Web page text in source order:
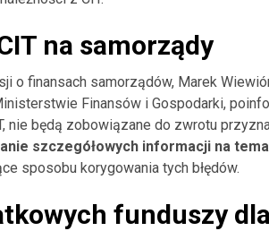
na samorządy
o finansach samorządów, Marek
Finansów i Gospodarki,
nie będą zobowiązane do zwrotu
szczegółowych informacji na
sposobu korygowania tych błędów.
funduszy